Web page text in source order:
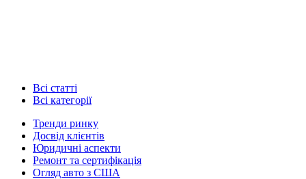
Всі статті
Всі категорії
Тренди ринку
Досвід клієнтів
Юридичні аспекти
Ремонт та сертифікація
Огляд авто з США